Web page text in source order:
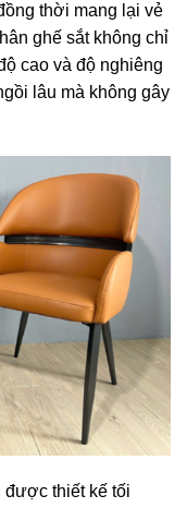
thời mang lại vẻ
ghế sắt không chỉ
cao và độ nghiêng
lâu mà không gây
được thiết kế tối